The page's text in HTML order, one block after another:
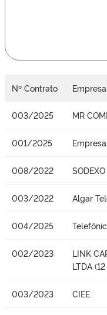
Nº Contrato
003/2025 MR
001/2025
008/2022
003/2022 Algar
004/2025
002/2023
LINK
LTDA
003/2023 CIEE